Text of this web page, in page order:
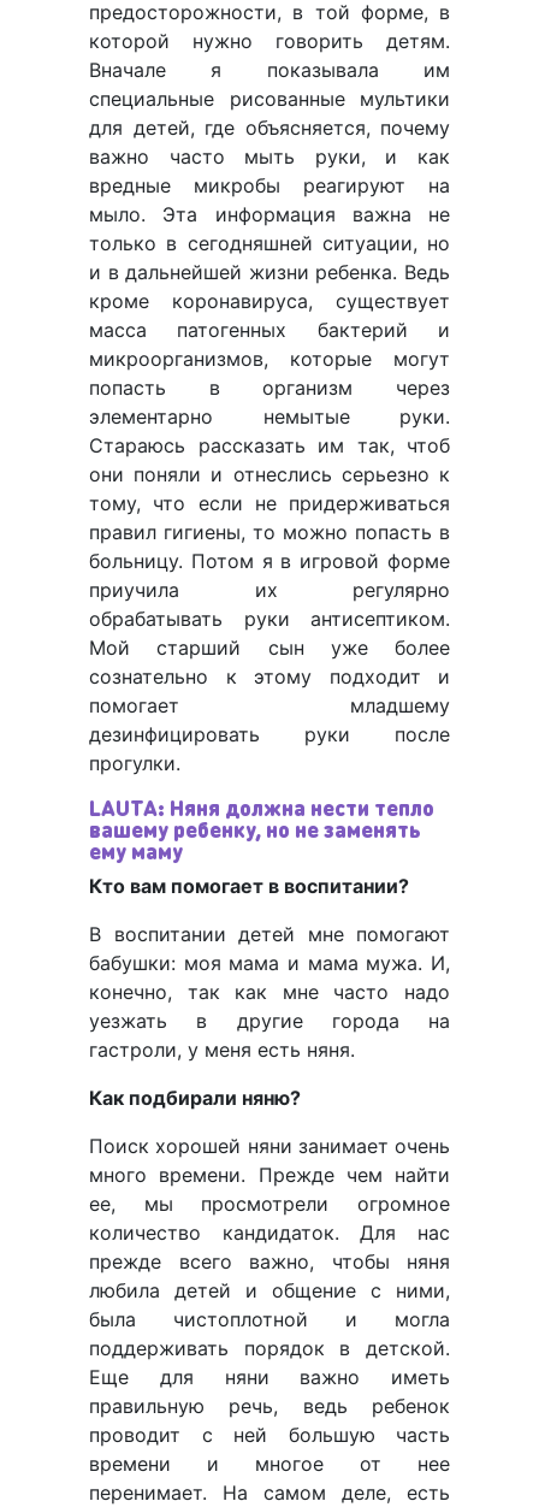
предосторожности, в той форме, в
которой нужно говорить детям.
Вначале я показывала им
специальные рисованные мультики
для детей, где объясняется, почему
важно часто мыть руки, и как
вредные микробы реагируют на
мыло. Эта информация важна не
только в сегодняшней ситуации, но
и в дальнейшей жизни ребенка. Ведь
кроме коронавируса, существует
масса патогенных бактерий и
микроорганизмов, которые могут
попасть в организм через
элементарно немытые руки.
Стараюсь рассказать им так, чтоб
они поняли и отнеслись серьезно к
тому, что если не придерживаться
правил гигиены, то можно попасть в
больницу. Потом я в игровой форме
приучила их регулярно
обрабатывать руки антисептиком.
Мой старший сын уже более
сознательно к этому подходит и
помогает младшему
дезинфицировать руки после
прогулки.
LAUTA: Няня должна нести тепло
вашему ребенку, но не заменять
ему маму
Кто вам помогает в воспитании?
В воспитании детей мне помогают
бабушки: моя мама и мама мужа. И,
конечно, так как мне часто надо
уезжать в другие города на
гастроли, у меня есть няня.
Как подбирали няню?
Поиск хорошей няни занимает очень
много времени. Прежде чем найти
ее, мы просмотрели огромное
количество кандидаток. Для нас
прежде всего важно, чтобы няня
любила детей и общение с ними,
была чистоплотной и могла
поддерживать порядок в детской.
Еще для няни важно иметь
правильную речь, ведь ребенок
проводит с ней большую часть
времени и многое от нее
перенимает. На самом деле, есть